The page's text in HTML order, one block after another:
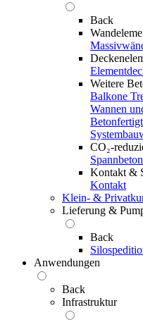
Back
Weitere
Balkone
Wannen
CO₂-
Kontakt &
Kontakt
Klein- &
Lieferung &
Back
Anwendungen
Back
Infrastruktur